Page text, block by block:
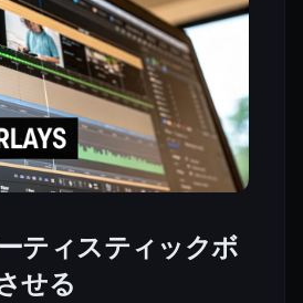
ティスティックボ
せる